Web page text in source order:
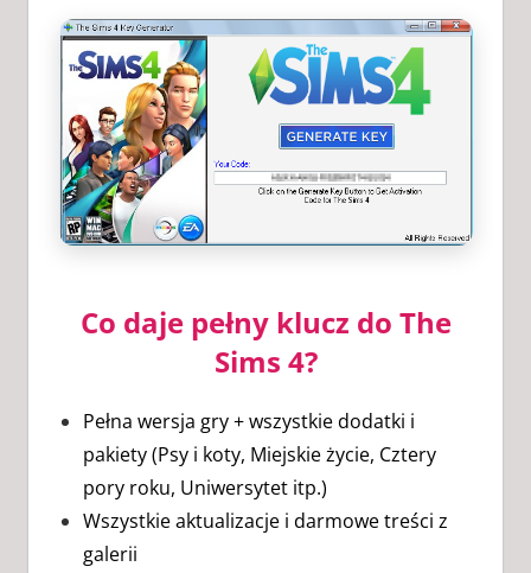
Co daje pełny klucz do The
Sims 4?
Pełna wersja gry + wszystkie dodatki i
pakiety (Psy i koty, Miejskie życie, Cztery
pory roku, Uniwersytet itp.)
Wszystkie aktualizacje i darmowe treści z
galerii